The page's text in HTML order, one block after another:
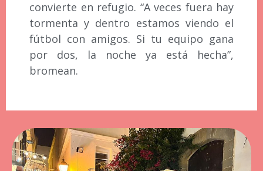
convierte en refugio. “A veces fuera hay
tormenta y dentro estamos viendo el
fútbol con amigos. Si tu equipo gana
por dos, la noche ya está hecha”,
bromean.